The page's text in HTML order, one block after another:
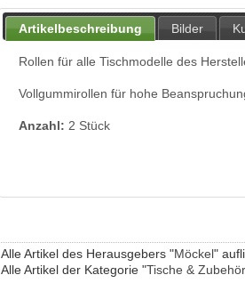
Artikelbeschreibung Bilder
Rollen für alle Tischmodelle des
Vollgummirollen für hohe
Anzahl: 2 Stück
Alle Artikel des Herausgebers "Möckel"
Alle Artikel der Kategorie "Tische & Zubehör